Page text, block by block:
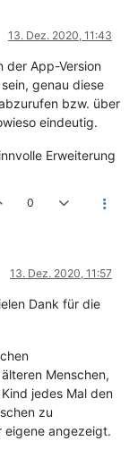
13. Dez. 2020, 11:43
der App-Version
genau diese
bzw. über
eindeutig.
Erweiterung
0
13. Dez. 2020, 11:57
Dank für die
Menschen,
jedes Mal den
zu
eigene angezeigt.